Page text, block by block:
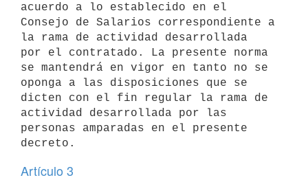
acuerdo a lo establecido en el
Consejo de Salarios correspondiente a
la rama de actividad desarrollada
por el contratado. La presente norma
se mantendrá en vigor en tanto no se
oponga a las disposiciones que se
dicten con el fin regular la rama de
actividad desarrollada por las
personas amparadas en el presente
Artículo 3